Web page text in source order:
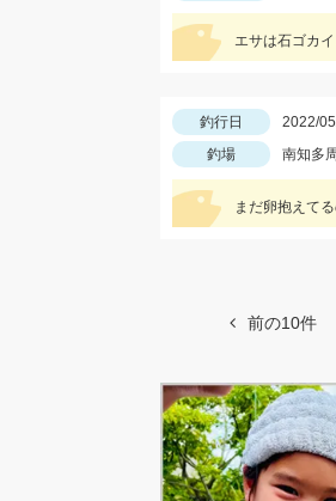
エサは石ゴカ
釣行日 2022/
釣場
南知多
まだ卵抱えて
前の10件